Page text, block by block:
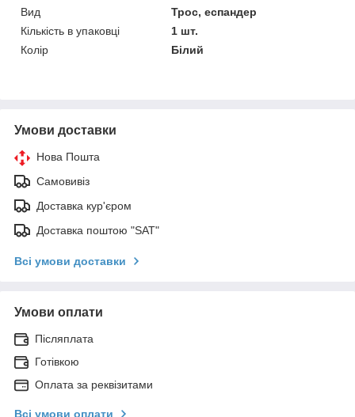
Вид
Трос, еспандер
Кількість в упаковці
1 шт.
Колір
Білий
Умови доставки
Нова Пошта
Самовивіз
Доставка кур'єром
Доставка поштою "SAT"
Всі умови доставки
Умови оплати
Післяплата
Готівкою
Оплата за реквізитами
Всі умови оплати